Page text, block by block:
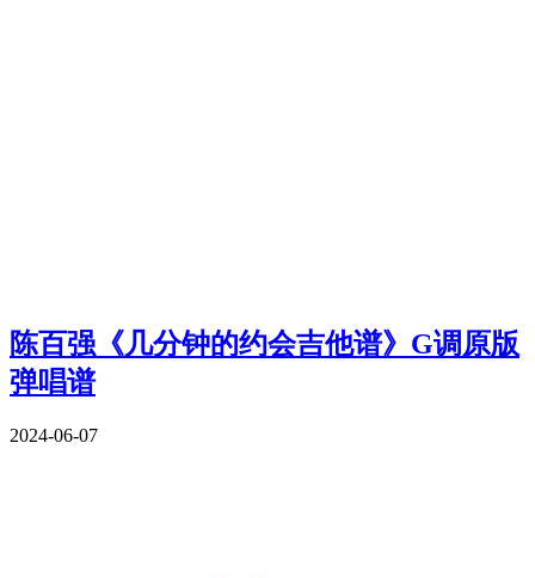
陈百强《几分钟的约会吉他谱》G调原版
弹唱谱
2024-06-07